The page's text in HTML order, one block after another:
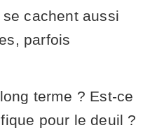
cachent aussi
parfois
terme ? Est-ce
pour le deuil ?